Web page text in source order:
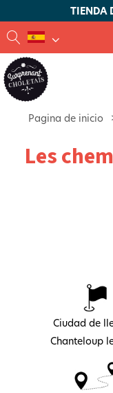
TIENDA
Pagina de inicio
Les
Ciudad de
Chanteloup